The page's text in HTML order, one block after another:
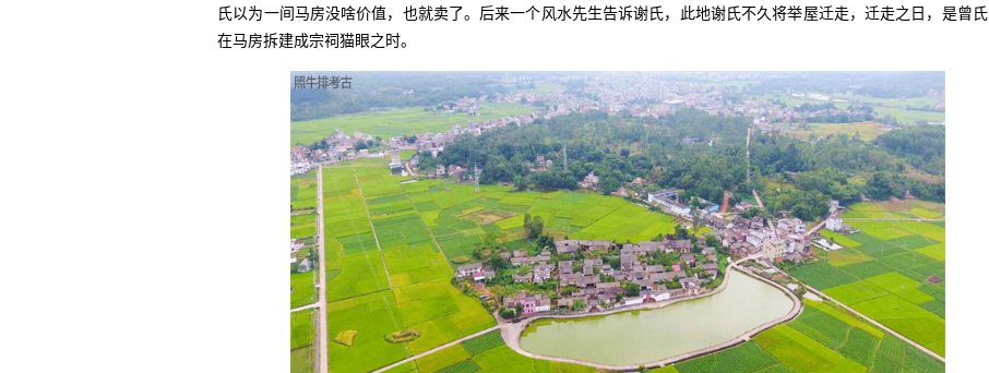
氏以为一间马房没啥价值，也就卖了。后来一个风水先生告诉谢氏，此地谢氏不久将举屋迁走，迁走之日，是曾氏
在马房拆建成宗祠猫眼之时。